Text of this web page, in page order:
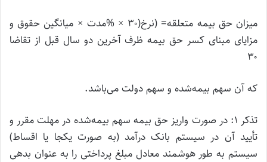
میزان حق بیمه متعلقه= (نرخ(۳۰ × %مدت × میانگین حقوق و
مزایای مبنای کسر حق بیمه ظرف آخرین دو سال قبل از تقاضا
۳۰
که آن سهم بیمه‌شده و سهم دولت می‌باشد.
تذکر ۱: در صورت واریز حق بیمه سهم بیمه‌شده در مهلت مقرر و
تأیید آن در سیستم بانک درآمد (به صورت یکجا یا اقساط)
سیستم به طور هوشمند معادل مبلغ پرداختی را به عنوان بدهی